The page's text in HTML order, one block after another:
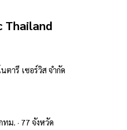
Thailand
ตารี เซอร์วิส จำกัด
ม. · 77 จังหวัด